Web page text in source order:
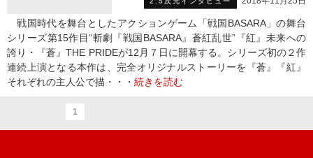
戦国時代を舞台としたアクションゲーム「戦国BASARA」の舞台
シリーズ第15作目“斬劇『戦国BASARA』蒼紅乱世”『紅』未来への
誇り・『蒼』THE PRIDEが12月７日に開幕する。シリーズ初の２作
連続上演となる本作は、完全オリジナルストーリーを『蒼』『紅』
それぞれの主人公で描・・・ 続きを読む
1